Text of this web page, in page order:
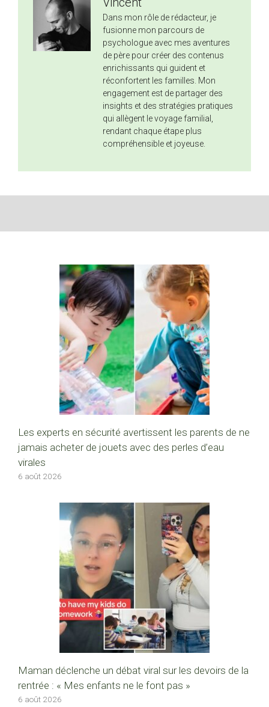
Dans mon rôle de rédacteur, je
fusionne mon parcours de
psychologue avec mes aventures
de père pour créer des contenus
enrichissants qui guident et
réconfortent les familles. Mon
engagement est de partager des
insights et des stratégies pratiques
qui allègent le voyage familial,
rendant chaque étape plus
compréhensible et joyeuse.
Les experts en sécurité avertissent les parents de ne
jamais acheter de jouets avec des perles d’eau
virales
6 août 2026
Maman déclenche un débat viral sur les devoirs de la
rentrée : « Mes enfants ne le font pas »
6 août 2026